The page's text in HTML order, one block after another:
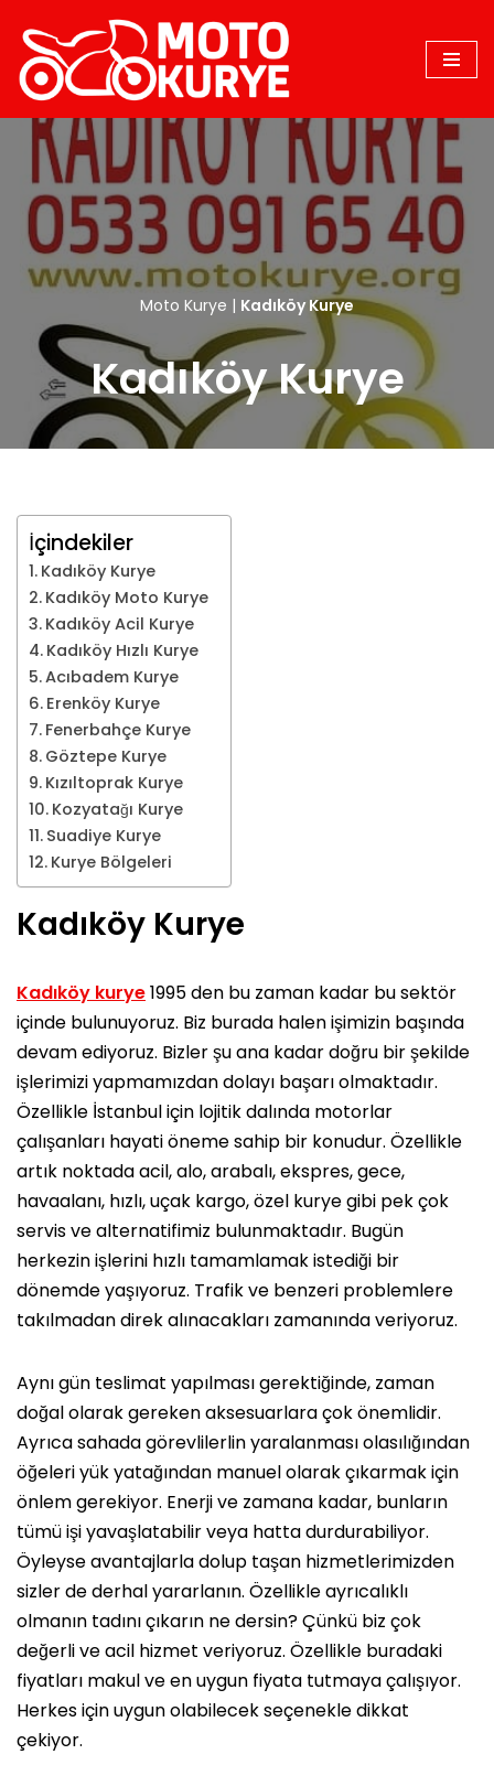
İçeriğe
geç
Moto Kurye | Kadıköy Kurye
Kadıköy Kurye
İçindekiler
Kadıköy Kurye
Kadıköy Moto Kurye
Kadıköy Acil Kurye
Kadıköy Hızlı Kurye
Acıbadem Kurye
Erenköy Kurye
Fenerbahçe Kurye
Göztepe Kurye
Kızıltoprak Kurye
Kozyatağı Kurye
Suadiye Kurye
Kurye Bölgeleri
Kadıköy Kurye
Kadıköy kurye1995 den bu zaman kadar bu sektör
içinde bulunuyoruz. Biz burada halen işimizin başında
devam ediyoruz. Bizler şu ana kadar doğru bir şekilde
işlerimizi yapmamızdan dolayı başarı olmaktadır.
Özellikle İstanbul için lojitik dalında motorlar
çalışanları hayati öneme sahip bir konudur. Özellikle
artık noktada acil, alo, arabalı, ekspres, gece,
havaalanı, hızlı, uçak kargo, özel kurye gibi pek çok
servis ve alternatifimiz bulunmaktadır. Bugün
herkezin işlerini hızlı tamamlamak istediği bir
dönemde yaşıyoruz. Trafik ve benzeri problemlere
takılmadan direk alınacakları zamanında veriyoruz.
Aynı gün teslimat yapılması gerektiğinde, zaman
doğal olarak gereken aksesuarlara çok önemlidir.
Ayrıca sahada görevlilerlin yaralanması olasılığından
öğeleri yük yatağından manuel olarak çıkarmak için
önlem gerekiyor. Enerji ve zamana kadar, bunların
tümü işi yavaşlatabilir veya hatta durdurabiliyor.
Öyleyse avantajlarla dolup taşan hizmetlerimizden
sizler de derhal yararlanın. Özellikle ayrıcalıklı
olmanın tadını çıkarın ne dersin? Çünkü biz çok
değerli ve acil hizmet veriyoruz. Özellikle buradaki
fiyatları makul ve en uygun fiyata tutmaya çalışıyor.
Herkes için uygun olabilecek seçenekle dikkat
çekiyor.